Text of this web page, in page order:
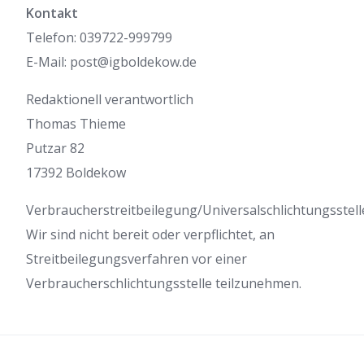
Kontakt
Telefon: 039722-999799
E-Mail: post@igboldekow.de
Redaktionell verantwortlich
Thomas Thieme
Putzar 82
17392 Boldekow
Verbraucherstreitbeilegung/
Wir sind nicht bereit oder verpflichtet, an
Streitbeilegungsverfahren vor einer
Verbraucherschlichtungsstelle teilzunehmen.